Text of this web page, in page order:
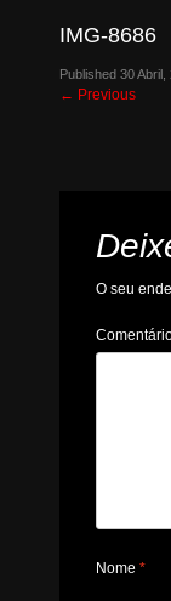
IMG-8686
Published30 Abril,
← Previous
O seu
Nome*